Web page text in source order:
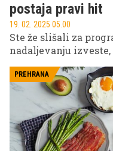
postaja pravi hit
19. 02. 2025 05.00
Ste že slišali za
nadaljevanju izveste,
PREHRANA